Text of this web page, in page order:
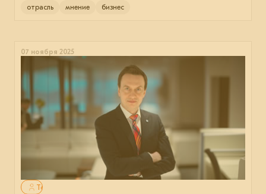
отрасль мнение бизнес
07 ноября 2025
Только для авторизованных